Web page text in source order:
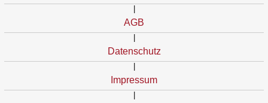
AGB
Datenschutz
Impressum